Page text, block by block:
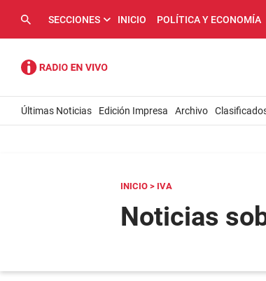
SECCIONES INICIO POLÍTICA Y ECONOMÍA
Últimas Noticias Edición Impresa Archivo
INICIO > IVA
Noticias